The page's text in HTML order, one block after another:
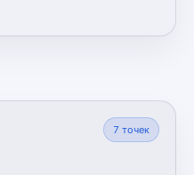
7 точек